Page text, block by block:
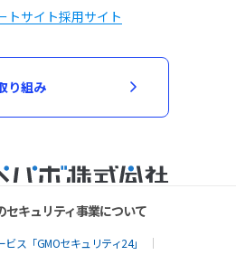
トサイト採用サイト
り組み
セキュリティ事業について
ス「GMOセキュリティ24」